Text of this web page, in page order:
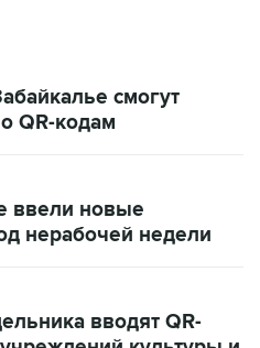
QR-кодам
нерабочей недели
культуры и